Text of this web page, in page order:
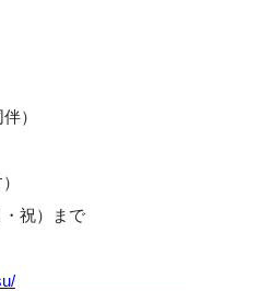
）
祝）まで